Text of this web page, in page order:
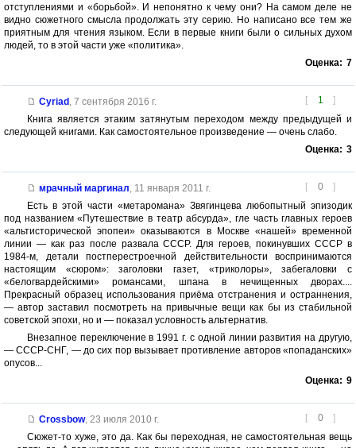
отступлениями и «борьбой». И непонятно к чему они? На самом деле не
видно сюжетного смысла продолжать эту серию. Но написано все тем же
приятным для чтения языком. Если в первые книги были о сильных духом
людей, то в этой части уже «политика».
Оценка: 7
[ 1 ]
Cyriad, 7 сентября 2016 г.
Книга является этаким затянутым переходом между предыдущей и
следующей книгами. Как самостоятельное произведение — очень слабо.
Оценка: 3
[ 0 ]
мрачный маргинал 11 января 2011 г.
Есть в этой части «метаромана» Звягинцева любопытный эпизодик
под названием «Путешествие в театр абсурда», гле часть главных героев
«альтисторической эпопеи» оказываются в Москве «нашей» временной
линии — как раз после развала СССР. Для героев, покинувших СССР в
1984-м, детали постперестроечной действительности воспринимаются
настоящим «сюром»: заголовки газет, «триколоры», забегаловки с
«белогвардейскими» романсами, шпана в нечищенных дворах....
Прекрасный образец использования приёма отстранения и остраннения,
— автор заставил посмотреть на привычные вещи как бы из стабильной
советской эпохи, но и — показал условность альтернатив.
Внезапное переключение в 1991 г. с одной линии развития на другую,
— СССР-СНГ, — до сих пор вызывает противление авторов «попаданских»
опусов...
Оценка: 9
[ 0 ]
Crossbow, 23 июля 2010 г.
Сюжет-то хуже, это да. Как бы переходная, не самостоятельная вещь